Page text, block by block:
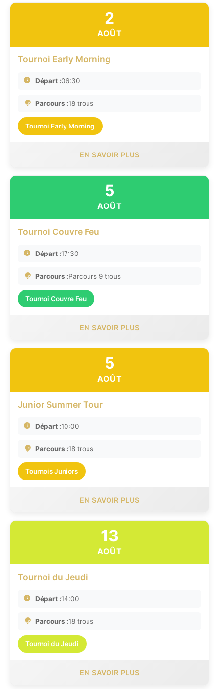
2
AOÛT
Tournoi Early Morning
Départ :06:30
Parcours :18 trous
Tournoi Early Morning
EN SAVOIR PLUS
5
AOÛT
Tournoi Couvre Feu
Départ :17:30
Parcours :Parcours 9 trous
Tournoi Couvre Feu
EN SAVOIR PLUS
5
AOÛT
Junior Summer Tour
Départ :10:00
Parcours :18 trous
Tournois Juniors
EN SAVOIR PLUS
13
AOÛT
Tournoi du Jeudi
Départ :14:00
Parcours :18 trous
Tournoi du Jeudi
EN SAVOIR PLUS